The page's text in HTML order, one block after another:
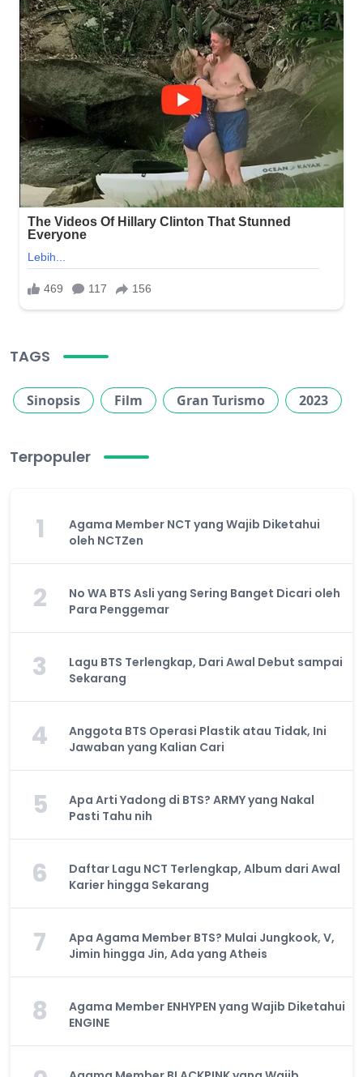
TAGS
Sinopsis Film Gran Turismo 2023
Terpopuler
1
Agama Member NCT yang Wajib Diketahui
oleh NCTZen
2
No WA BTS Asli yang Sering Banget Dicari oleh
Para Penggemar
3
Lagu BTS Terlengkap, Dari Awal Debut sampai
Sekarang
4
Anggota BTS Operasi Plastik atau Tidak, Ini
Jawaban yang Kalian Cari
5
Apa Arti Yadong di BTS? ARMY yang Nakal
Pasti Tahu nih
6
Daftar Lagu NCT Terlengkap, Album dari Awal
Karier hingga Sekarang
7
Apa Agama Member BTS? Mulai Jungkook, V,
Jimin hingga Jin, Ada yang Atheis
8
Agama Member ENHYPEN yang Wajib Diketahui
ENGINE